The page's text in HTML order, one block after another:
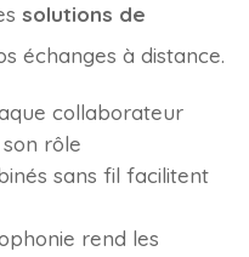
solutions de
échanges à distance.
collaborateur
rôle
sans fil facilitent
rend les